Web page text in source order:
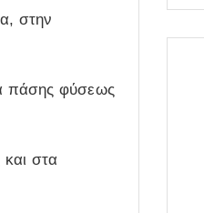
στην
πάσης φύσεως
στα